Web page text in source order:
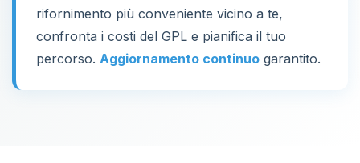
rifornimento più conveniente vicino a te,
confronta i costi del GPL e pianifica il tuo
percorso. Aggiornamento continuo garantito.